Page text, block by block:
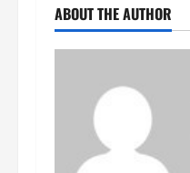
ABOUT THE AUTHOR